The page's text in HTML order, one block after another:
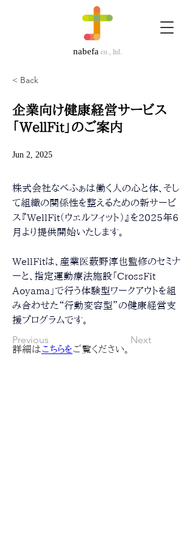
nabefa co., ltd.
< Back
企業向け健康経営サービス
「WellFit」のご案内
Jun 2, 2025
Previous Next
株式会社なべふぁは働く人の心と体、そし
て組織の関係性を整えるための新サービ
ス『WellFit（ウェルフィット）』を2025年6
月より提供開始いたします。
WellFitは、産業医薮野淳也監修のセミナ
ーと、指定運動療法施設「CrossFit
Aoyama」で行う体験型ワークアウトを組
み合わせた“行動変容型”の健康経営支
援プログラムです。
詳細はこちらをご覧ください。